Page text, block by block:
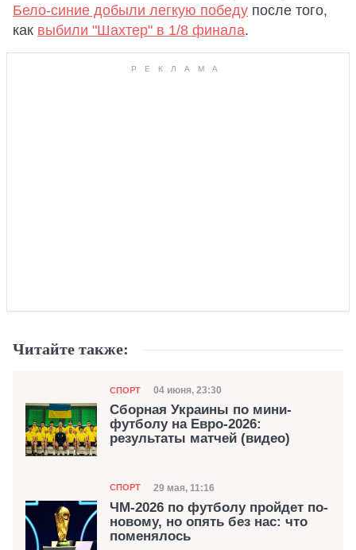
Бело-синие добыли легкую победу после того,
как выбили "Шахтер" в 1/8 финала.
Читайте также:
Категория
СПОРТ Дата публикации
04 июня, 23:30
Сборная Украины по мини-
футболу на Евро-2026:
результаты матчей (видео)
Категория
СПОРТ Дата публикации
29 мая, 11:16
ЧМ-2026 по футболу пройдет по-
новому, но опять без нас: что
поменялось